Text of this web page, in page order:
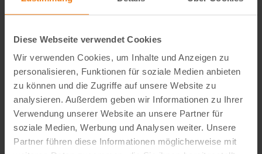
Diese Webseite verwendet Cookies
Wir verwenden Cookies, um Inhalte und Anzeigen zu
personalisieren, Funktionen für soziale Medien anbieten
zu können und die Zugriffe auf unsere Website zu
analysieren. Außerdem geben wir Informationen zu Ihrer
Verwendung unserer Website an unsere Partner für
soziale Medien, Werbung und Analysen weiter. Unsere
Partner führen diese Informationen möglicherweise mit
Seitenmarkise richtig wählen: FAQ zu Sicht- & Windschutz